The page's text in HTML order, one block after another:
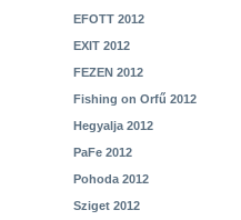
EFOTT 2012
EXIT 2012
FEZEN 2012
Fishing on Orfű 2012
Hegyalja 2012
PaFe 2012
Pohoda 2012
Sziget 2012